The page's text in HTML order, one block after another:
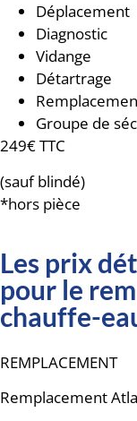
Déplacement
Diagnostic
Vidange
Détartrage
Groupe de
249€ TTC
(sauf blindé)
*hors pièce
Les prix
pour le
chauffe-
REMPLACEMENT
Remplacement